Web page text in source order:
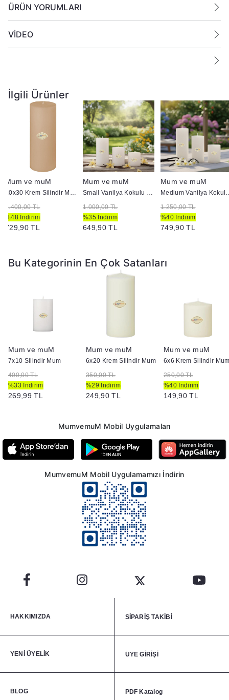
ÜRÜN YORUMLARI
VİDEO
İlgili Ürünler
Mum ve muM
10x30 Krem Silindir Mum
1.400,00 TL
%48 İndirim
729,90 TL
Mum ve muM
Small Vanilya Kokulu Set Mum Çap 7 cm Beyaz
1.000,00 TL
%35 İndirim
649,90 TL
Mum ve muM
Medium Vanilya
1.250,00 TL
%40 İndirim
749,90 TL
Bu Kategorinin En Çok Satanları
Mum ve muM
7x10 Silindir Mum
400,00 TL
%33 İndirim
269,99 TL
Mum ve muM
6x20 Krem Silindir Mum
350,00 TL
%29 İndirim
249,90 TL
Mum ve muM
6x6 Krem Silindir
250,00 TL
%40 İndirim
149,90 TL
MumvemuM Mobil Uygulamaları
MumvemuM Mobil Uygulamamızı İndirin
HAKKIMIZDA SİPARİŞ TAKİBİ
YENİ ÜYELİK ÜYE GİRİŞİ
BLOG PDF Katalog